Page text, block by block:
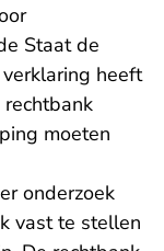
Staat de
heeft
moeten
onderzoek
vast te stellen